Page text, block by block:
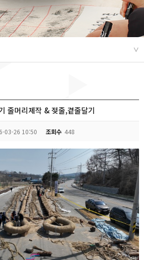
∨
줄머리제작 & 젖줄,곁줄달기
03-26 10:50 조회수 448